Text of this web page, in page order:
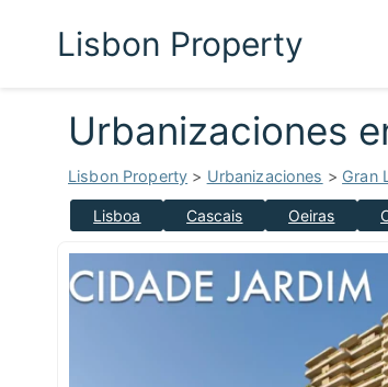
Lisbon Property
Urbanizaciones
Lisbon Property > Urbanizaciones > Gran
Lisboa Cascais Oeiras